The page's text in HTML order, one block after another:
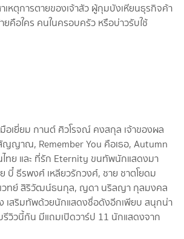
เหตุการตายของเจ้าสัว ผู้กุมบังเหียนธุรกิจค้า
คือใคร คนในครอบครัว หรือบ่าวรับใช้
เยี่ยม กานต์ ศิวโรจณ์ คงสกุล เจ้าของผล
ญาณ, Remember You คือเธอ, Autumn
ไทย และ ที่รัก Eternity ขนทัพนักแสดงมา
บี๋ ธีรพงศ์ เหลียวรักวงศ์, ชาย ชาตโยดม
วทย์ สิริวัฒน์ธนกุล, ญดา นริลญา กุลมงคล
เสริมทัพด้วยนักแสดงชื่อดังอีกเพียบ สนุกน่า
วิวนี้กัน มีแถมเปิดวาร์ป 11 นักแสดงจาก